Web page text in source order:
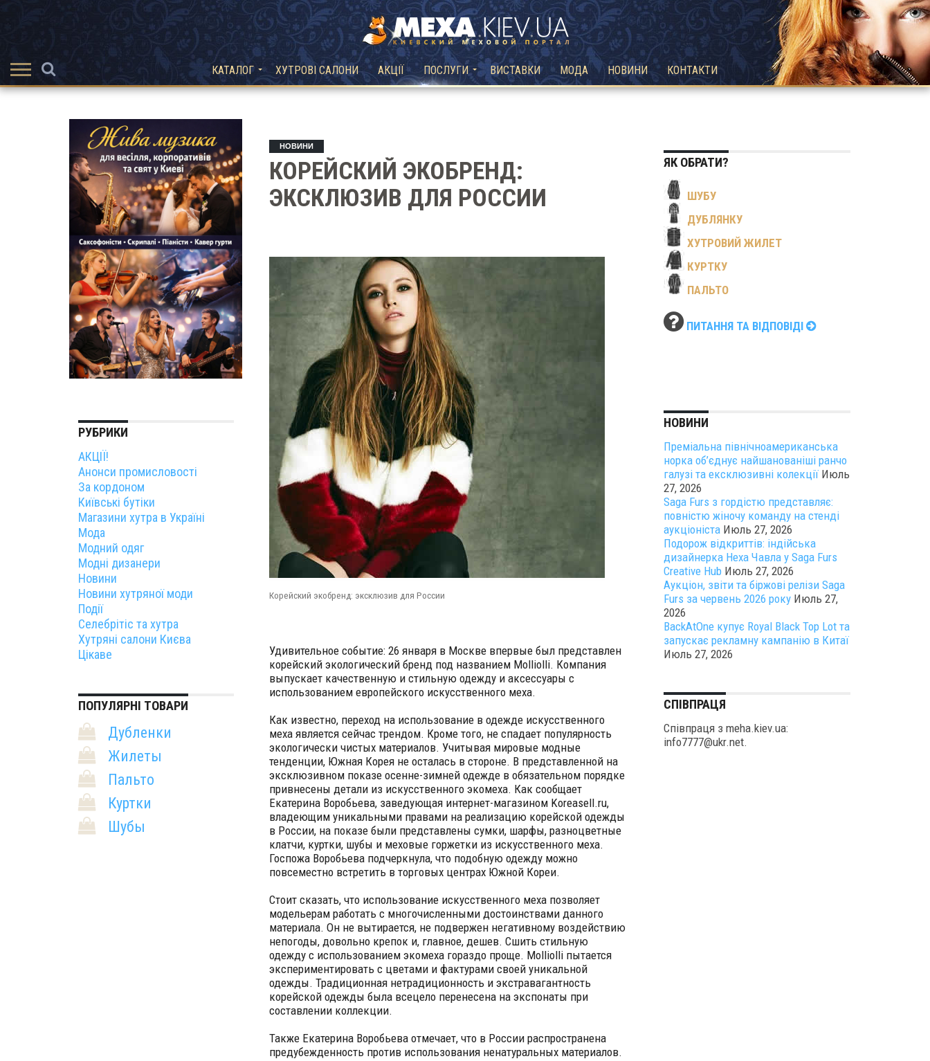
КАТАЛОГ ХУТРОВІ САЛОНИ АКЦІЇ ПОСЛУГИ ВИСТАВКИ МОДА НОВИНИ КОНТАКТИ
НОВИНИ
КОРЕЙСКИЙ ЭКОБРЕНД:
ЭКСКЛЮЗИВ ДЛЯ РОССИИ
Корейский экобренд: эксклюзив для России
Удивительное событие: 26 января в Москве впервые был представлен
корейский экологический бренд под названием Molliolli. Компания
выпускает качественную и стильную одежду и аксессуары с
использованием европейского искусственного меха.
Как известно, переход на использование в одежде искусственного
меха является сейчас трендом. Кроме того, не спадает популярность
экологически чистых материалов. Учитывая мировые модные
тенденции, Южная Корея не осталась в стороне. В представленной на
эксклюзивном показе осенне-зимней одежде в обязательном порядке
привнесены детали из искусственного экомеха. Как сообщает
Екатерина Воробьева, заведующая интернет-магазином Koreasell.ru,
владеющим уникальными правами на реализацию корейской одежды
в России, на показе были представлены сумки, шарфы, разноцветные
клатчи, куртки, шубы и меховые горжетки из искусственного меха.
Госпожа Воробьева подчеркнула, что подобную одежду можно
повсеместно встретить в торговых центрах Южной Кореи.
Стоит сказать, что использование искусственного меха позволяет
модельерам работать с многочисленными достоинствами данного
материала. Он не вытирается, не подвержен негативному воздействию
непогоды, довольно крепок и, главное, дешев. Сшить стильную
одежду с использованием экомеха гораздо проще. Molliolli пытается
экспериментировать с цветами и фактурами своей уникальной
одежды. Традиционная нетрадиционность и экстравагантность
корейской одежды была всецело перенесена на экспонаты при
составлении коллекции.
Также Екатерина Воробьева отмечает, что в России распространена
предубежденность против использования ненатуральных материалов.
РУБРИКИ
АКЦІЇ!
Анонси промисловості
За кордоном
Київські бутіки
Магазини хутра в Україні
Мода
Модний одяг
Модні дизанери
Новини
Новини хутряної моди
Події
Селебрітіс та хутра
Хутряні салони Києва
Цікаве
ПОПУЛЯРНІ ТОВАРИ
Дубленки
Жилеты
Пальто
Куртки
Шубы
ЯК ОБРАТИ?
ШУБУ
ДУБЛЯНКУ
ХУТРОВИЙ ЖИЛЕТ
КУРТКУ
ПАЛЬТО
ПИТАННЯ ТА ВІДПОВІДІ
НОВИНИ
Преміальна північноамериканська
норка об’єднує найшанованіші ранчо
галузі та ексклюзивні колекції Июль
27, 2026
Saga Furs з гордістю представляє:
повністю жіночу команду на стенді
аукціоніста Июль 27, 2026
Подорож відкриттів: індійська
дизайнерка Неха Чавла у Saga Furs
Creative Hub Июль 27, 2026
Аукціон, звіти та біржові релізи Saga
Furs за червень 2026 року Июль 27,
2026
BackAtOne купує Royal Black Top Lot та
запускає рекламну кампанію в Китаї
Июль 27, 2026
СПІВПРАЦЯ
Співпраця з meha.kiev.ua:
info7777@ukr.net.